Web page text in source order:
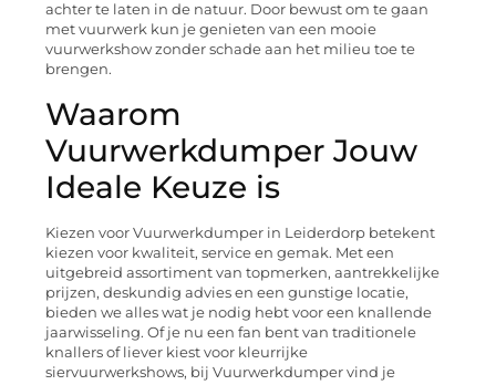
achter te laten in de natuur. Door bewust om te gaan
met vuurwerk kun je genieten van een mooie
vuurwerkshow zonder schade aan het milieu toe te
brengen.
Waarom
Vuurwerkdumper Jouw
Ideale Keuze is
Kiezen voor Vuurwerkdumper in Leiderdorp betekent
kiezen voor kwaliteit, service en gemak. Met een
uitgebreid assortiment van topmerken, aantrekkelijke
prijzen, deskundig advies en een gunstige locatie,
bieden we alles wat je nodig hebt voor een knallende
jaarwisseling. Of je nu een fan bent van traditionele
knallers of liever kiest voor kleurrijke
siervuurwerkshows, bij Vuurwerkdumper vind je